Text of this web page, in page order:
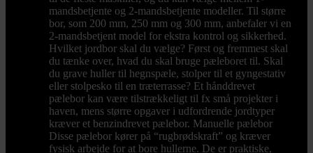
mandsbetjente og 2-mandsbetjente modeller. Til større
bor, som 200 mm, 250 mm og 300 mm, anbefaler vi en
2-mandsbetjent model for ekstra kontrol og sikkerhed.
Hvilket jordbor skal du vælge? Først og fremmest skal
du tænke over, hvad du skal bruge pæleboret til. Skal
du grave huller til hegnspæle, stolper til et gyngestativ
eller stolpesko til en træterrasse? Et hånddrevet
pælebor kan være tilstrækkeligt til fx små projekter i
haven, mens større opgaver i udfordrende jordtyper
kræver et benzindrevet pælebor. Manuelle pælebor
Disse pælebor kører på “rugbrødskraft” og kræver
fysisk arbejde for at bore hullerne. De er praktiske,